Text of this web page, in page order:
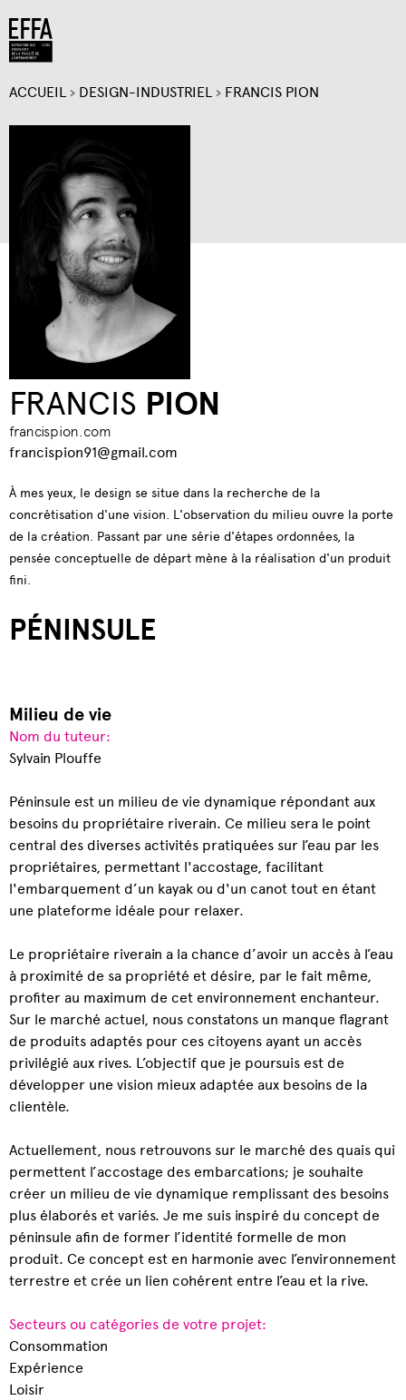
VOUS
ÊTES
ICI
ACCUEIL › DESIGN-INDUSTRIEL › FRANCIS PION
FRANCIS PION
francispion.com
francispion91@gmail.com
À mes yeux, le design se situe dans la recherche de la
concrétisation d'une vision. L'observation du milieu ouvre la porte
de la création. Passant par une série d'étapes ordonnées, la
pensée conceptuelle de départ mène à la réalisation d'un produit
fini.
PÉNINSULE
Milieu de vie
Nom du tuteur:
Sylvain Plouffe
Péninsule est un milieu de vie dynamique répondant aux
besoins du propriétaire riverain. Ce milieu sera le point
central des diverses activités pratiquées sur l’eau par les
propriétaires, permettant l'accostage, facilitant
l'embarquement d’un kayak ou d'un canot tout en étant
une plateforme idéale pour relaxer.
Le propriétaire riverain a la chance d’avoir un accès à l’eau
à proximité de sa propriété et désire, par le fait même,
profiter au maximum de cet environnement enchanteur.
Sur le marché actuel, nous constatons un manque flagrant
de produits adaptés pour ces citoyens ayant un accès
privilégié aux rives. L’objectif que je poursuis est de
développer une vision mieux adaptée aux besoins de la
clientèle.
Actuellement, nous retrouvons sur le marché des quais qui
permettent l’accostage des embarcations; je souhaite
créer un milieu de vie dynamique remplissant des besoins
plus élaborés et variés. Je me suis inspiré du concept de
péninsule afin de former l’identité formelle de mon
produit. Ce concept est en harmonie avec l’environnement
terrestre et crée un lien cohérent entre l’eau et la rive.
Secteurs ou catégories de votre projet:
Consommation
Expérience
Loisir